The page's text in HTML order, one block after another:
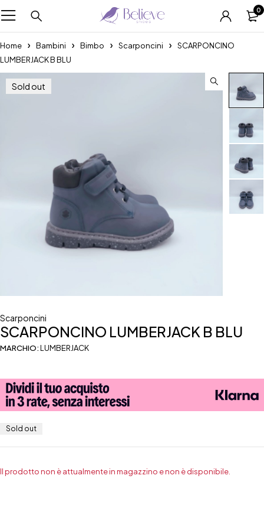
0
Home Bambini Bimbo Scarponcini
SCARPONCINO
LUMBERJACK B BLU
Sold out
Scarponcini
SCARPONCINO LUMBERJACK B BLU
MARCHIO:LUMBERJACK
Sold out
Il prodotto non è attualmente in magazzino e non è disponibile.